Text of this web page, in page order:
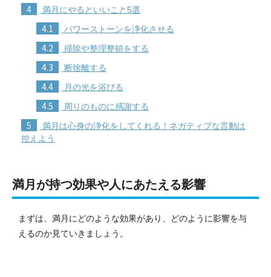
4 満月にやるといいこと5選
4.1 パワーストーンを浄化させる
4.2 掃除や整理整頓をする
4.3 断捨離する
4.4 月の光を浴びる
4.5 周りのものに感謝する
5
満月は心身の浄化をしてくれる！ネガティブな言動は
控えよう
満月が持つ効果や人にあたえる影響
まずは、満月にどのような効果があり、どのように影響を与
えるのか見ていきましょう。